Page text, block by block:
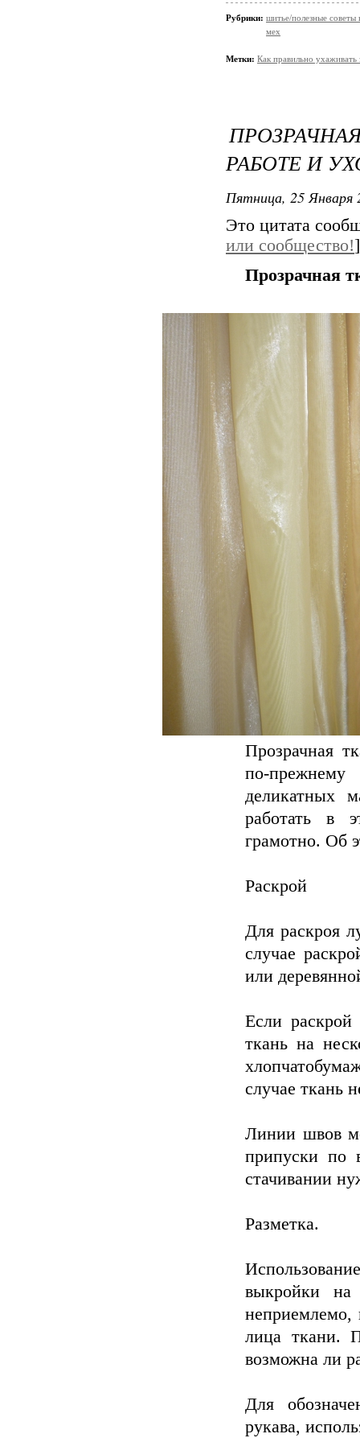
Рубрики: шитье/полезные советы
мех
Метки: Как правильно ухаживать
РАБОТЕ И
Пятница, 25 Января
Это цитата
или сообщество!]
Прозрачная
Прозрачная
по-
деликатных
работать в
грамотно. Об
Раскрой
Для раскроя
случае
или
Если раскрой
ткань на
случае ткань
Линии швов
припуски по
стачивании
Разметка.
выкройки на
неприемлемо,
лица ткани.
возможна ли
Для
рукава,